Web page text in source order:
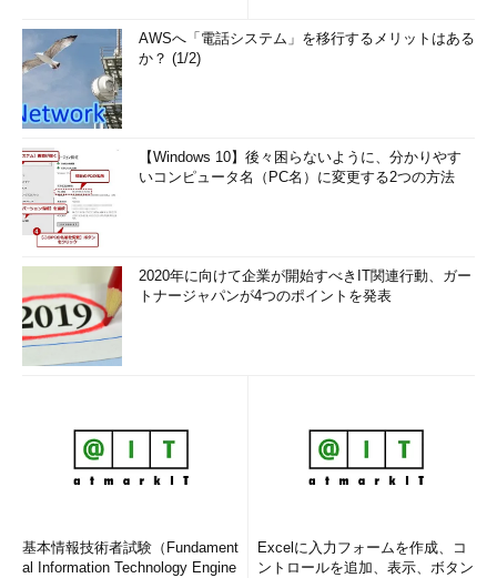
AWSへ「電話システム」を移行するメリットはある
か？ (1/2)
【Windows 10】後々困らないように、分かりやす
いコンピュータ名（PC名）に変更する2つの方法
2020年に向けて企業が開始すべきIT関連行動、ガー
トナージャパンが4つのポイントを発表
基本情報技術者試験（Fundament
al Information Technology Engine
Excelに入力フォームを作成、コ
ントロールを追加、表示、ボタン